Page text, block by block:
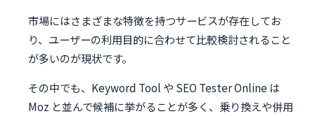
市場にはさまざまな特徴を持つサービスが存在してお
り、ユーザーの利用目的に合わせて比較検討されること
が多いのが現状です。
その中でも、Keyword Tool や SEO Tester Online は
Moz と並んで候補に挙がることが多く、乗り換えや併用